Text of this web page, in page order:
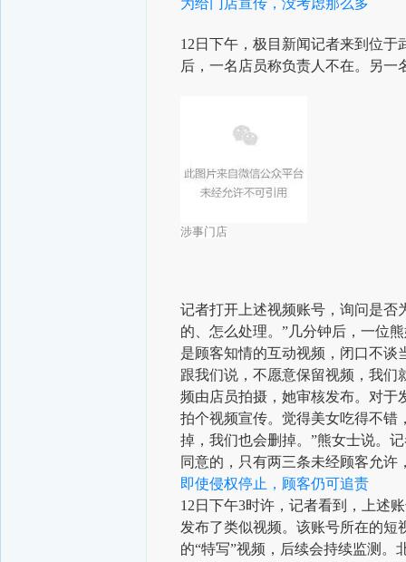
为给门店宣传，没考虑那么多
12日下午，极目新闻记者来到位
后，一名店员称负责人不在。另
涉事门店
记者打开上述视频账号，询问是否
的、怎么处理。”几分钟后，一位
是顾客知情的互动视频，闭口不谈
跟我们说，不愿意保留视频，我们
频由店员拍摄，她审核发布。对于
拍个视频宣传。觉得美女吃得不错
掉，我们也会删掉。”熊女士说。
同意的，只有两三条未经顾客允许
即使侵权停止，顾客仍可追责
12日下午3时许，记者看到，上述
发布了类似视频。 该账号所在的短
的“特写”视频，后续会持续监测。